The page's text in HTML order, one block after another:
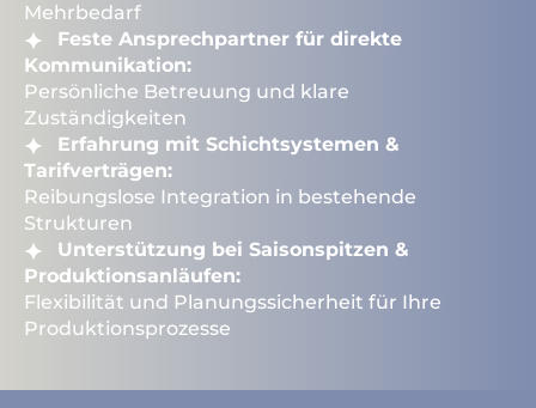
Mehrbedarf
Feste Ansprechpartner für direkte
Kommunikation:
Persönliche Betreuung und klare
Zuständigkeiten
Erfahrung mit Schichtsystemen &
Tarifverträgen:
Reibungslose Integration in bestehende
Strukturen
Unterstützung bei Saisonspitzen &
Produktionsanläufen:
Flexibilität und Planungssicherheit für Ihre
Produktionsprozesse